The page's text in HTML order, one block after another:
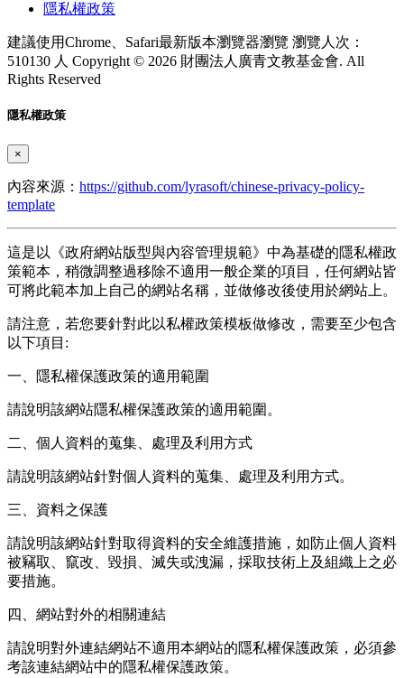
隱私權政策
建議使用Chrome、Safari最新版本瀏覽器瀏覽 瀏覽人次：
510130 人 Copyright © 2026 財團法人廣青文教基金會. All
Rights Reserved
隱私權政策
×
內容來源： https://github.com/lyrasoft/chinese-privacy-policy-
template
這是以《政府網站版型與內容管理規範》中為基礎的隱私權政
策範本，稍微調整過移除不適用一般企業的項目，任何網站皆
可將此範本加上自己的網站名稱，並做修改後使用於網站上。
請注意，若您要針對此以私權政策模板做修改，需要至少包含
以下項目:
一、隱私權保護政策的適用範圍
請說明該網站隱私權保護政策的適用範圍。
二、個人資料的蒐集、處理及利用方式
請說明該網站針對個人資料的蒐集、處理及利用方式。
三、資料之保護
請說明該網站針對取得資料的安全維護措施，如防止個人資料
被竊取、竄改、毀損、滅失或洩漏，採取技術上及組織上之必
要措施。
四、網站對外的相關連結
請說明對外連結網站不適用本網站的隱私權保護政策，必須參
考該連結網站中的隱私權保護政策。